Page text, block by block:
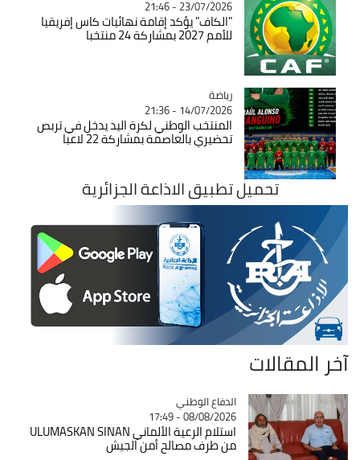
23/07/2026 - 21:46
"الكاف" يؤكد إقامة نهائيات كاس إفريقيا
للأمم 2027 بمشاركة 24 منتخبا
Catégorie
رياضة
14/07/2026 - 21:36
المنتخب الوطني لكرة اليد يدخل في تربص
تحضيري بالعاصمة بمشاركة 22 لاعبا
تحميل تطبيق الاذاعة الجزائرية
آخر المقالات
Catégorie
الدفاع الوطني
08/08/2026 - 17:49
استلام الرعية الألماني ULUMASKAN SINAN
من طرف مصالح أمن الجيش